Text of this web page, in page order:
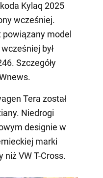
Kylaq 2025
wcześniej.
model
był
Szczegóły
Tera został
Niedrogi
designie w
marki
niż VW T-Cross.